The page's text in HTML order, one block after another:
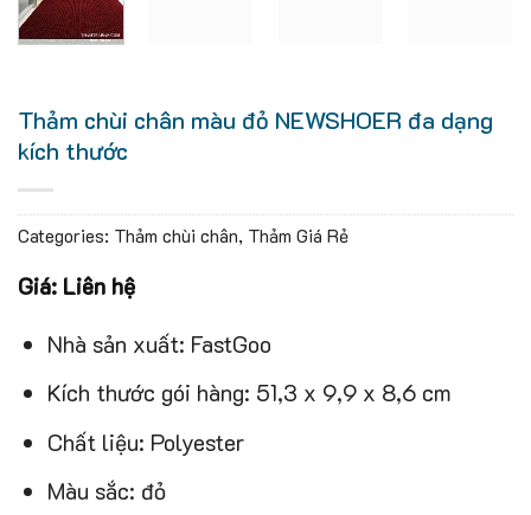
Thảm chùi chân màu đỏ NEWSHOER đa dạng
kích thước
Categories: Thảm chùi chân, Thảm Giá Rẻ
Giá: Liên hệ
Nhà sản xuất: ‎FastGoo
Kích thước gói hàng: ‎51,3 x 9,9 x 8,6 cm
Chất liệu: ‎Polyester
Màu sắc: ‎đỏ